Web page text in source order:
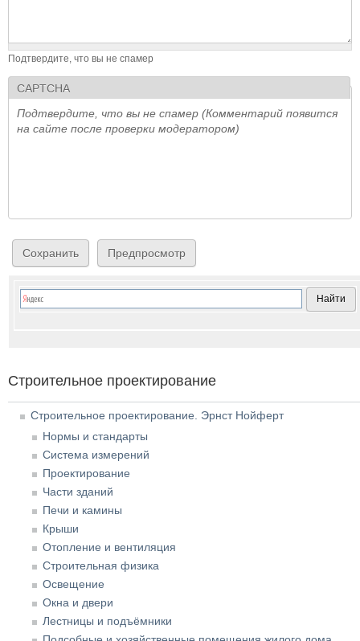
Подтвердите, что вы не спамер
CAPTCHA
Подтвердите, что вы не спамер (Комментарий появится
на сайте после проверки модератором)
Строительное проектирование
Строительное проектирование. Эрнст Нойферт
Нормы и стандарты
Система измерений
Проектирование
Части зданий
Печи и камины
Крыши
Отопление и вентиляция
Строительная физика
Освещение
Окна и двери
Лестницы и подъёмники